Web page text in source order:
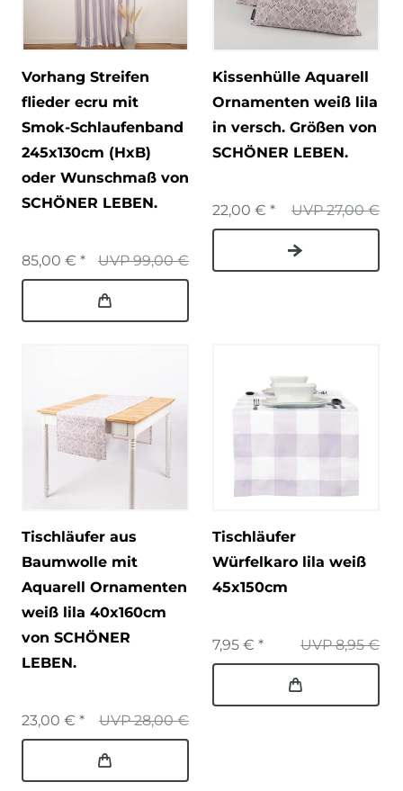
Vorhang Streifen
flieder ecru mit
Smok-Schlaufenband
245x130cm (HxB)
oder Wunschmaß von
SCHÖNER LEBEN.
UVP 99,00 €
85,00 € *
Kissenhülle Aquarell
Ornamenten weiß lila
in versch. Größen von
SCHÖNER LEBEN.
UVP 27,00 €
22,00 € *
Tischläufer aus
Baumwolle mit
Aquarell Ornamenten
weiß lila 40x160cm
von SCHÖNER
LEBEN.
UVP 28,00 €
23,00 € *
Tischläufer
Würfelkaro lila weiß
45x150cm
UVP 8,95 €
7,95 € *